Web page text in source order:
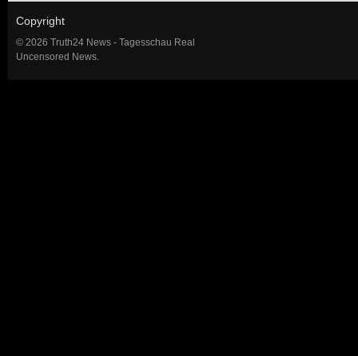
Copyright
© 2026 Truth24 News - Tagesschau Real
Uncensored News.